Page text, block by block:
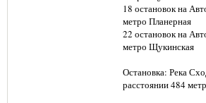
18 остановок на
метро Планерная
22 остановок на
метро Щукинская
Остановка: Река
расстоянии 484